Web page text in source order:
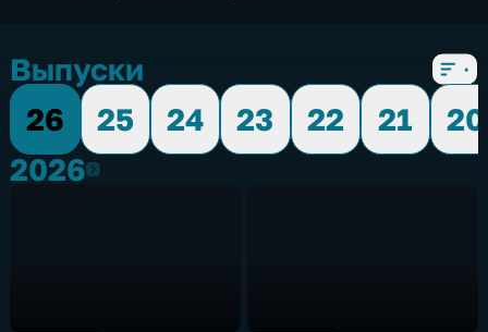
Выпуски
26
25 24 23 22 21
20
20262026